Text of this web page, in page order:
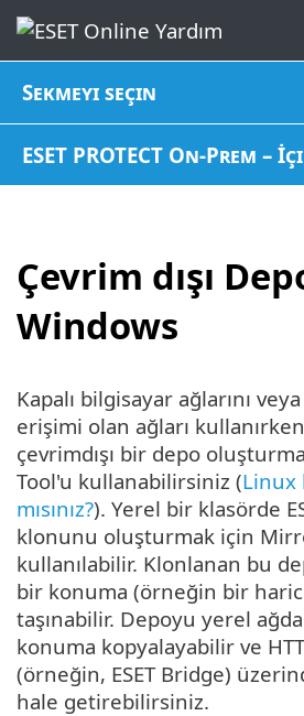
Sekmeyi seçin
ESET PROTECT On-Prem –
Çevrim dışı
Windows
Kapalı bilgisayar ağlarını
erişimi olan ağları
çevrimdışı bir depo
Tool'u kullanabilirsiniz (Linux
mısınız?). Yerel bir klasörde
klonunu oluşturmak için
kullanılabilir. Klonlanan bu
bir konuma (örneğin bir
taşınabilir. Depoyu yerel
konuma kopyalayabilir ve
(örneğin, ESET Bridge)
hale getirebilirsiniz.